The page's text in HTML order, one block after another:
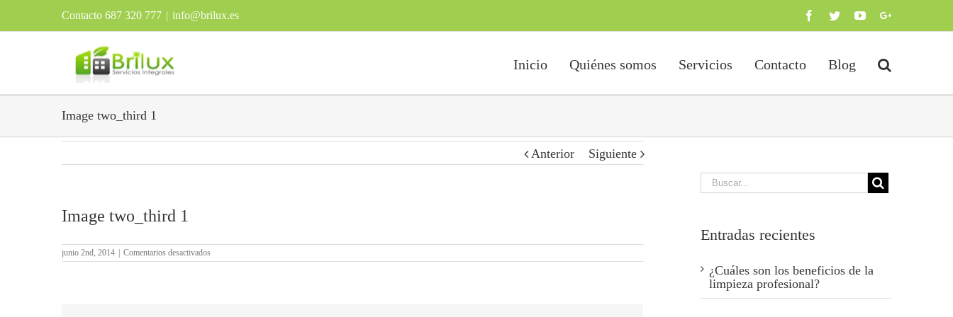
Contacto 687 320 777 | info@brilux.es Facebook
TwitterYoutubeGoogle+
Inicio Quiénes somos Servicios Contacto Blog
Image two_third 1
Anterior Siguiente
Image two_third 1
junio 2nd, 2014 Comentarios desactivadosen
Image
Entradas recientes
¿Cuáles son los beneficios de la
limpieza profesional?